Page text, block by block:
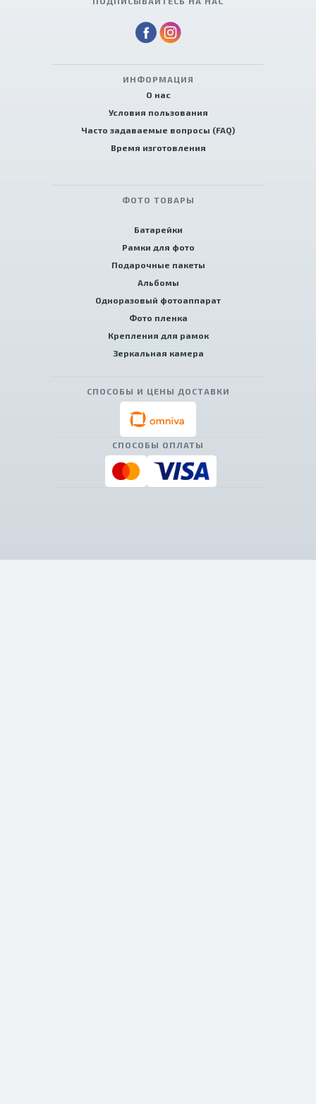
ИНФОРМАЦИЯ
О нас
Условия пользования
Часто задаваемые вопросы (FAQ)
Время изготовления
ФОТО ТОВАРЫ
Батарейки
Рамки для фото
Подарочные пакеты
Альбомы
Одноразовый фотоаппарат
Фото пленка
Крепления для рамок
Зеркальная камера
СПОСОБЫ И ЦЕНЫ ДОСТАВКИ
СПОСОБЫ ОПЛАТЫ